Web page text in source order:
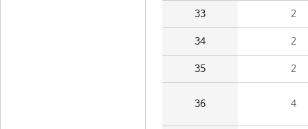
33 2
34 2
35 2
36 4